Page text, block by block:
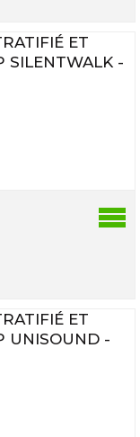
ET
SILENTWALK -
ET
UNISOUND -